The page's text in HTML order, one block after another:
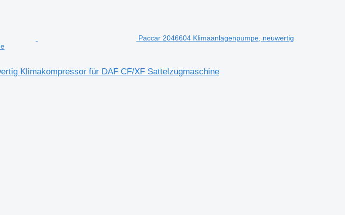
Paccar 2046604 Klimaanlagenpumpe, neuwertig
Klimakompressor für DAF CF/XF Sattelzugmaschine